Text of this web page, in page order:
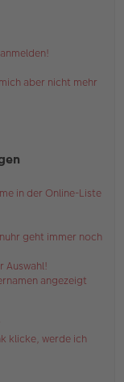
aber nicht mehr
in der Online-Liste
geht immer noch
Auswahl!
angezeigt
klicke, werde ich